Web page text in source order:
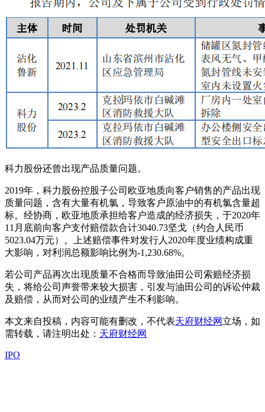
科力股份还曾出现产品质量问题。
2019年，科力股份控股子公司欧亚地质向客户销售的产品出现
质量问题，含有大量有机氯，导致客户原油中的有机氯含量超
标。经协商，欧亚地质承担给客户造成的经济损失，于2020年
11月底前向客户支付赔偿款合计3040.73坚戈（约合人民币
5023.04万元）。上述赔偿事件对发行人2020年度业绩构成重
大影响，对利润总额影响比例为-1,230.68%。
若公司产品再次出现质量不合格而导致油田公司索赔经济损
失，将给公司声誉带来较大损害，引发与油田公司的诉讼仲裁
及赔偿，从而对公司的业绩产生不利影响。
本文来自投稿，内容可能有删改，不代表天府财经网 立场，如
需转载，请注明出处： 天府财经网
IPO